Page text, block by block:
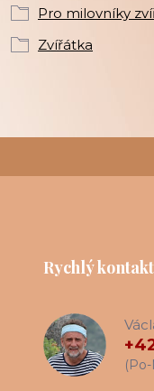
Pro milovníky
Zvířátka
Rychlý kontakt